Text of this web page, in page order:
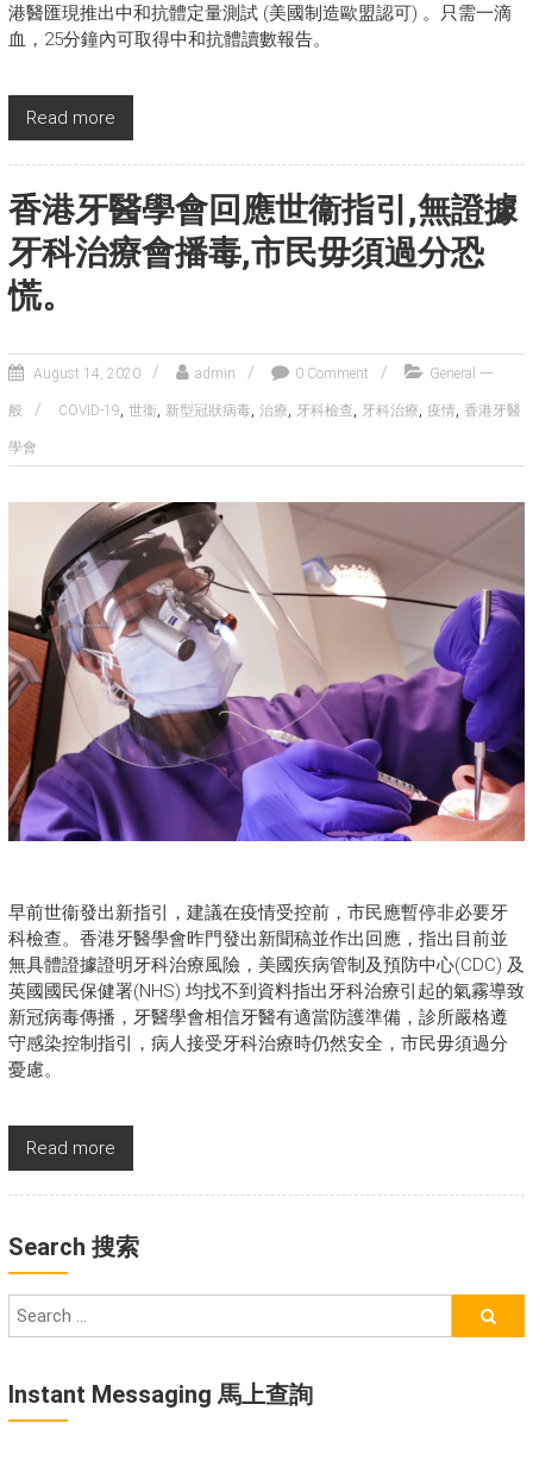
港醫匯現推出中和抗體定量測試 (美國制造歐盟認可) 。只需一滴
血，25分鐘內可取得中和抗體讀數報告。
Read more
香港牙醫學會回應世衞指引,無證據
牙科治療會播毒,市民毋須過分恐
慌。
August 14, 2020 admin 0 Comment General 一
般 COVID-19, 世衞, 新型冠狀病毒, 治療, 牙科檢查, 牙科治療, 疫情, 香港牙醫
學會
早前世衞發出新指引，建議在疫情受控前，市民應暫停非必要牙
科檢查。香港牙醫學會昨門發出新聞稿並作出回應，指出目前並
無具體證據證明牙科治療風險，美國疾病管制及預防中心(CDC) 及
英國國民保健署(NHS) 均找不到資料指出牙科治療引起的氣霧導致
新冠病毒傳播，牙醫學會相信牙醫有適當防護準備，診所嚴格遵
守感染控制指引，病人接受牙科治療時仍然安全，市民毋須過分
憂慮。
Read more
Search 搜索
Instant Messaging 馬上查詢